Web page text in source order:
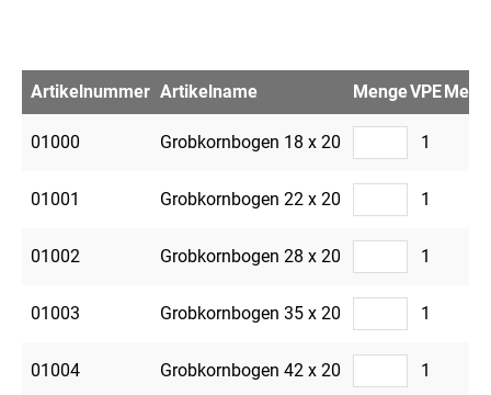
Artikelnummer Artikelname MengeVPE
01000 Grobkornbogen 18 x 20 1
01001 Grobkornbogen 22 x 20 1
01002 Grobkornbogen 28 x 20 1
01003 Grobkornbogen 35 x 20 1
01004 Grobkornbogen 42 x 20 1